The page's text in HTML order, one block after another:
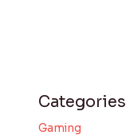
Categories
Gaming